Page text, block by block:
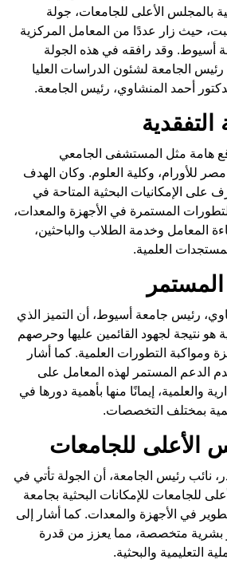
بالمجلس الأعلى للجامعات، جولة
حيث زار عددًا من المعامل المركزية
أسيوط. وقد رافقه في هذه الجولة
رئيس الجامعة لشئون الدراسات العليا
أحمد المنشاوي، رئيس الجامعة.
هامة مثل المستشفى الجامعي
للأورام، وكلية العلوم. وكان الهدف
على الإمكانيات البحثية المتاحة في
المستمرة في الأجهزة والمعدات،
المعامل وخدمة الطلاب والباحثين،
العلمية.
رئيس جامعة أسيوط، أن التميز الذي
هو نتيجة لجهود القائمين عليها وحرصهم
ومواكبة التطورات العلمية. كما أشار
الدعم المستمر لهذه المعامل على
والعلمية، إيمانًا منها بأهمية دورها في
بمختلف التخصصات.
الأعلى للجامعات
نائب رئيس الجامعة، أن الجولة تأتي في
للجامعات للإمكانات البحثية بجامعة
في الأجهزة والمعدات. كما أشار إلى
بشرية متخصصة، مما يعزز من قدرة
التعليمية والبحثية.